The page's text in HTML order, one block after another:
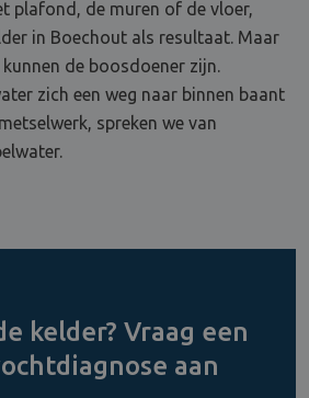
plafond, de muren of de vloer,
in Boechout als resultaat. Maar
de boosdoener zijn.
zich een weg naar binnen baant
spreken we van
kelder? Vraag een
aan